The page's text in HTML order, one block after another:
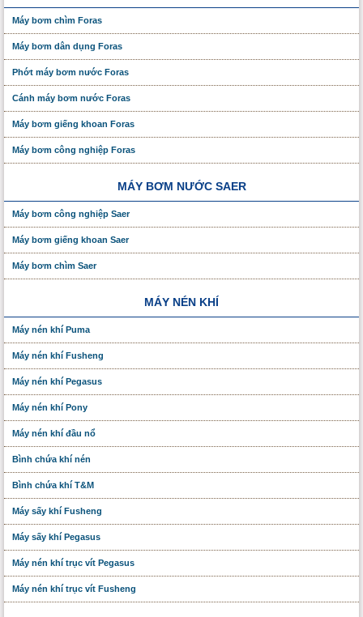
Máy bơm chìm Foras
Máy bơm dân dụng Foras
Phớt máy bơm nước Foras
Cánh máy bơm nước Foras
Máy bơm giếng khoan Foras
Máy bơm công nghiệp Foras
MÁY BƠM NƯỚC SAER
Máy bơm công nghiệp Saer
Máy bơm giếng khoan Saer
Máy bơm chìm Saer
MÁY NÉN KHÍ
Máy nén khí Puma
Máy nén khí Fusheng
Máy nén khí Pegasus
Máy nén khí Pony
Máy nén khí đầu nổ
Bình chứa khí nén
Bình chứa khí T&M
Máy sấy khí Fusheng
Máy sấy khí Pegasus
Máy nén khí trục vít Pegasus
Máy nén khí trục vít Fusheng